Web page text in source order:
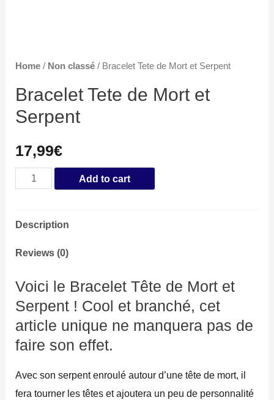
Home / Non classé / Bracelet Tete de Mort et Serpent
Bracelet Tete de Mort et
Serpent
17,99€
Bracelet
Mort
et
quantity
Add to cart
Description
Reviews (0)
Voici le Bracelet Tête de Mort et
Serpent ! Cool et branché, cet
article unique ne manquera pas de
faire son effet.
Avec son serpent enroulé autour d’une tête de mort, il
fera tourner les têtes et ajoutera un peu de personnalité